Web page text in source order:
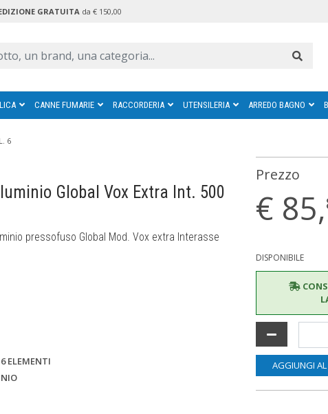
GRATUITA da € 150,00
CANNE FUMARIE RACCORDERIA UTENSILERIA ARREDO BAGNO
6
Global Vox Extra Int. 500
pressofuso Global Mod. Vox extra Interasse
6 ELEMENTI
Prezzo
€ 85,
DISPONIBILE
AGGIUNGI AL